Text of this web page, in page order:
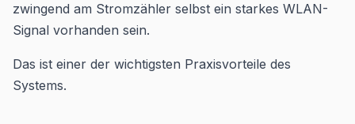
zwingend am Stromzähler selbst ein starkes WLAN-
Signal vorhanden sein.
Das ist einer der wichtigsten Praxisvorteile des
Systems.